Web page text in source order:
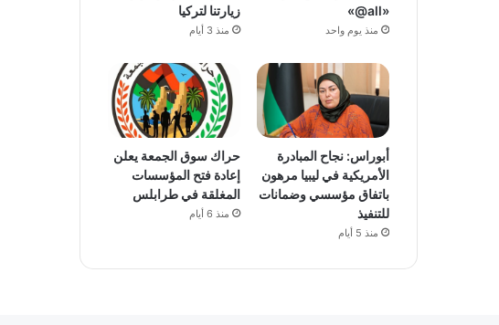
«all@»
منذ يوم واحد
زيارتنا لتركيا
منذ 3 أيام
أبوراس: نجاح المبادرة
الأمريكية في ليبيا مرهون
باتفاق مؤسسي وضمانات
للتنفيذ
منذ 5 أيام
حراك سوق الجمعة يعلن
إعادة فتح المؤسسات
المغلقة في طرابلس
منذ 6 أيام